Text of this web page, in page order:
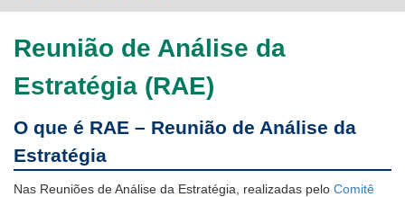
fechar
o
menu
Jurisprudência
Transparência
Legislação
Reunião de Análise da
Estratégia (RAE)
O que é RAE – Reunião de Análise da
Estratégia
Nas Reuniões de Análise da Estratégia, realizadas pelo Comitê